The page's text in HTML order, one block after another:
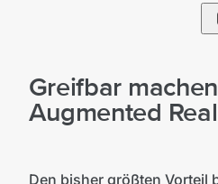
Greifbar
Augmented
Den bisher größten Vorteil